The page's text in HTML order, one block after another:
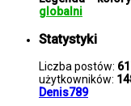
globalni
Statystyki
Liczba postów:
użytkowników:
Denis789